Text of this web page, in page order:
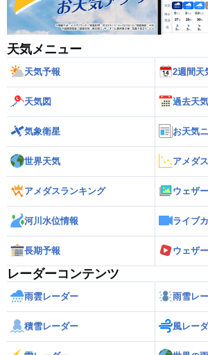
天気メニュー
天気予報 2週間天
天気図 過去天
気象衛星 お天気
世界天気 アメダ
アメダスランキング ウェザ
河川水位情報 ライブ
長期予報 ウェザ
レーダーコンテンツ
雨雲レーダー 雨雪レ
積雪レーダー 風レー